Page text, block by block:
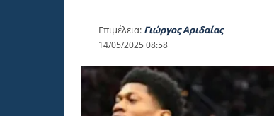
Επιμέλεια: Γιώργος Αριδαίας
14/05/2025 08:58